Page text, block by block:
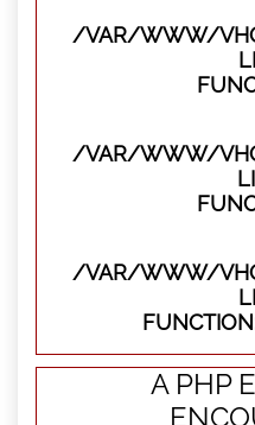
/VAR/WWW/
/VAR/WWW/
/VAR/WWW/
A PHP